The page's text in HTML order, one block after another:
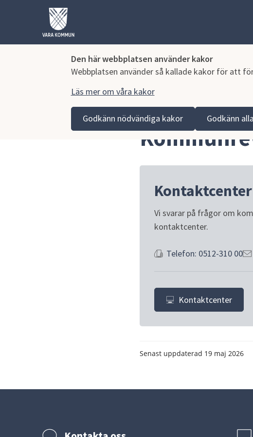
Den här webbplatsen använder kakor
Webbplatsen använder så kallade kakor för att
Läs mer om våra kakor
Godkänn nödvändiga kakor Godkänn
Vara kommun Politik och
Kontaktcenter
Vi svarar på frågor om
kontaktcenter.
Telefon: 0512-310 00
Kontaktcenter
Senast uppdaterad 19 maj 2026